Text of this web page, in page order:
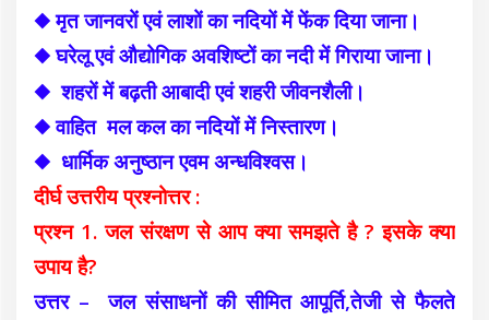
◆ मृत जानवरों एवं लाशों का नदियों में फेंक दिया जाना।
◆ घरेलू एवंऔद्योगिकअवशिष्टों का नदी में गिराया जाना।
◆ शहरों में बढ़ती आबादी एवं शहरी जीवनशैली।
◆ वाहित मल कल का नदियों में निस्तारण।
◆ धार्मिक अनुष्ठान एवम अन्धविश्वस।
दीर्घ उत्तरीय प्रश्नोत्तर :
प्रश्न 1. जल संरक्षण से आप क्या समझते है ? इसके क्या
उपाय है?
उत्तर – जल संसाधनों की सीमित आपूर्ति,तेजी से फैलते